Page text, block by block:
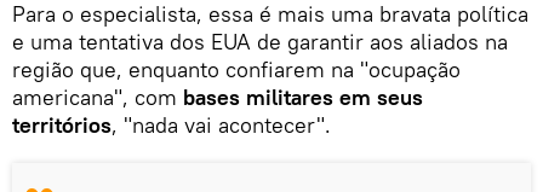
Para o especialista, essa é mais uma bravata política
e uma tentativa dos EUA de garantir aos aliados na
região que, enquanto confiarem na "ocupação
americana", com bases militares em seus
territórios, "nada vai acontecer".